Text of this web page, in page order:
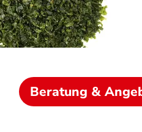
Beratung &